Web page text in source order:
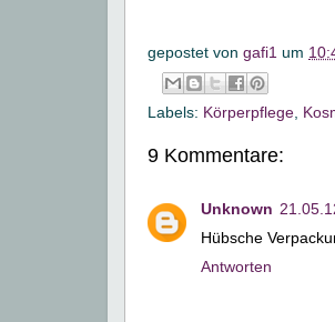
gepostet von gafi1 um
Labels: Körperpflege
9 Kommentare:
Unknown
Hübsche
Antworten